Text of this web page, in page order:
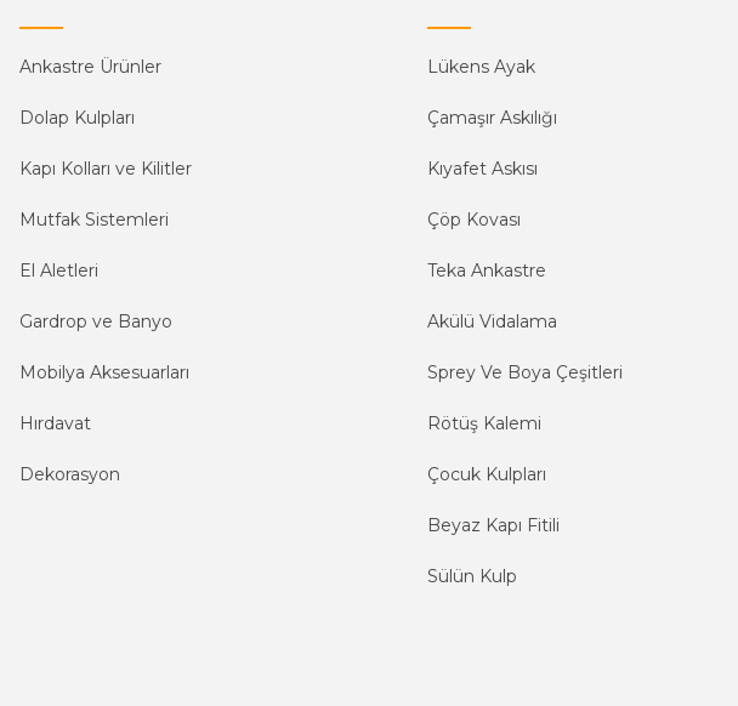
Ankastre Ürünler
Dolap Kulpları
Kapı Kolları ve Kilitler
Mutfak Sistemleri
El Aletleri
Gardrop ve Banyo
Mobilya Aksesuarları
Hırdavat
Dekorasyon
Lükens Ayak
Çamaşır Askılığı
Kıyafet Askısı
Çöp Kovası
Teka Ankastre
Akülü Vidalama
Sprey Ve Boya Çeşitleri
Rötüş Kalemi
Çocuk Kulpları
Beyaz Kapı Fitili
Sülün Kulp